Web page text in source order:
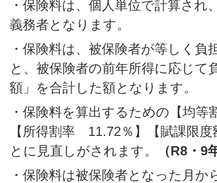
・保険料は、個人単位で計算され
義務者となります。
・保険料は、被保険者が等しく負
と、被保険者の前年所得に応じて
額」を合計した額となります。
・保険料を算出するための【均
【所得割率 11.72％】【賦課限
とに見直しがされます。
（R8・9
・保険料は被保険者となった月